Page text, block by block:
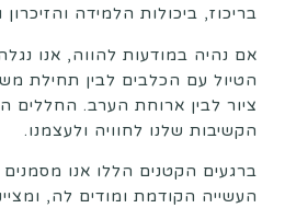
בריכוז, ביכולות הלמידה והזיכרון
אם נהיה במודעות להווה, אנו
הטיול עם הכלבים לבין תחילת
ציור לבין ארוחת הערב. החללים
הקשיבות שלנו לחוויה ולעצמנו.
ברגעים הקטנים הללו אנו
העשייה הקודמת ומודים לה,